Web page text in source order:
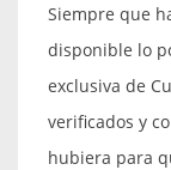
Siempre que
disponible lo
exclusiva de
verificados y
hubiera para